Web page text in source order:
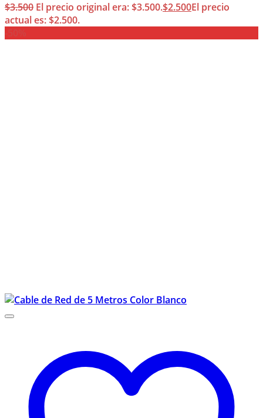
$3.500 El precio original era: $3.500.$2.500El precio
actual es: $2.500.